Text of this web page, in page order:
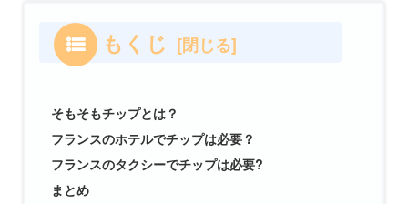
もくじ
そもそもチップとは？
フランスのホテルでチップは必要？
フランスのタクシーでチップは必要?
まとめ